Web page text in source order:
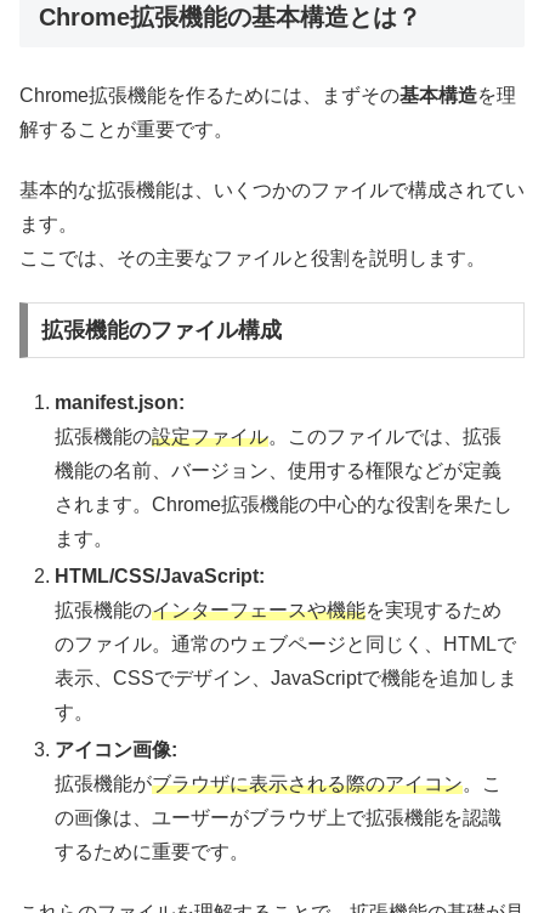
Chrome拡張機能の基本構造とは？
Chrome拡張機能を作るためには、まずその基本構造を理
解することが重要です。
基本的な拡張機能は、いくつかのファイルで構成されてい
ます。
ここでは、その主要なファイルと役割を説明します。
拡張機能のファイル構成
manifest.json:
拡張機能の設定ファイル。このファイルでは、拡張
機能の名前、バージョン、使用する権限などが定義
されます。Chrome拡張機能の中心的な役割を果たし
ます。
HTML/CSS/JavaScript:
拡張機能のインターフェースや機能を実現するため
のファイル。通常のウェブページと同じく、HTMLで
表示、CSSでデザイン、JavaScriptで機能を追加しま
す。
アイコン画像:
拡張機能がブラウザに表示される際のアイコン。こ
の画像は、ユーザーがブラウザ上で拡張機能を認識
するために重要です。